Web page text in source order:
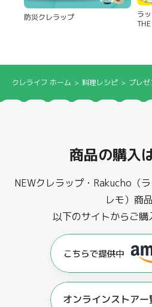
防災クレラップ ラ
クレライフ ホーム 料理レシピ プレゼ
商品の購入
NEWクレラップ・Rakucho（
レモ）商
以下のサイトからご購
オンラインストアー